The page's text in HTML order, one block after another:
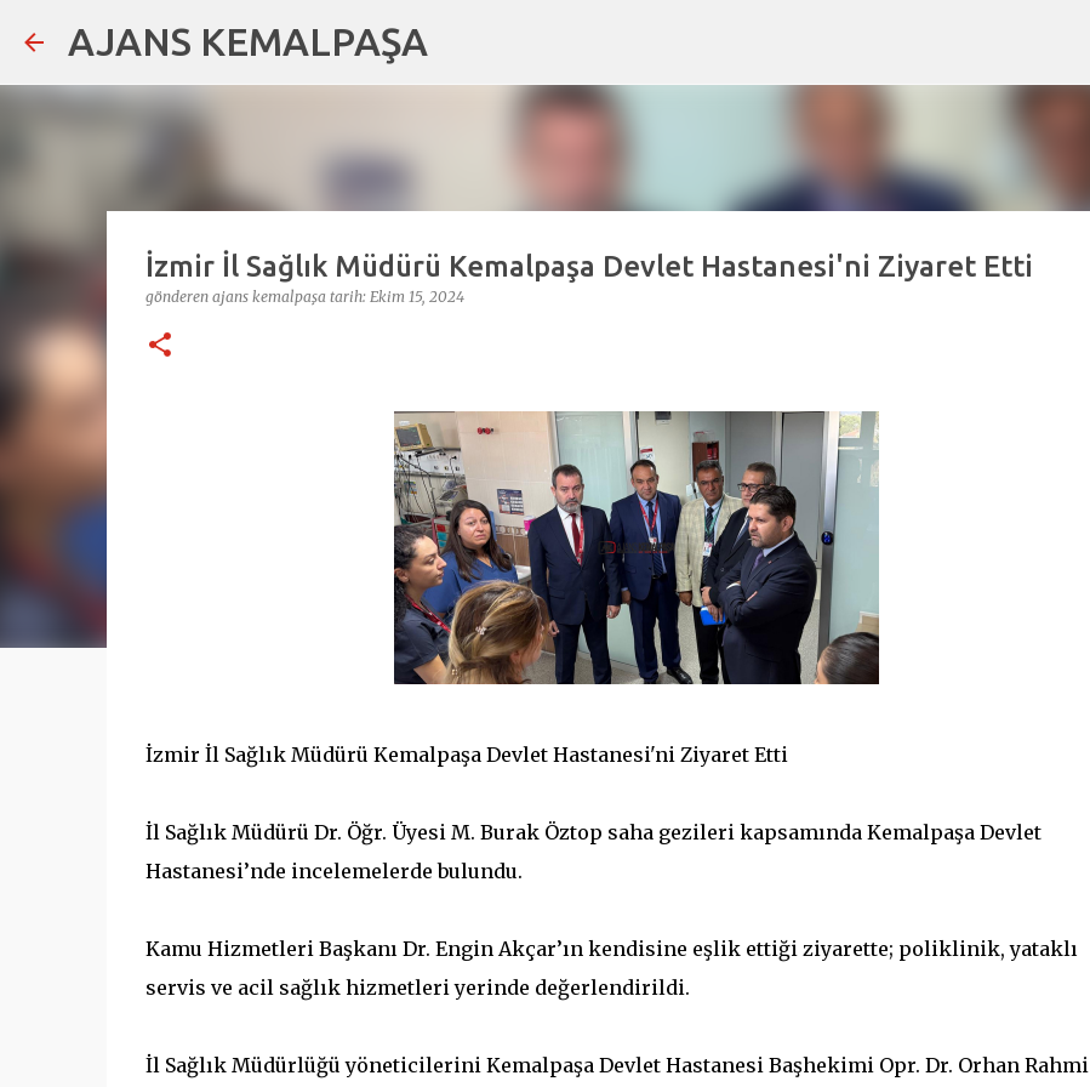
AJANS KEMALPAŞA
İzmir İl Sağlık Müdürü Kemalpaşa Devlet Hastanesi'ni Ziyaret Etti
gönderen ajans kemalpaşa tarih: Ekim 15, 2024
İzmir İl Sağlık Müdürü Kemalpaşa Devlet Hastanesi'ni Ziyaret Etti
İl Sağlık Müdürü Dr. Öğr. Üyesi M. Burak Öztop saha gezileri kapsamında Kemalpaşa Devlet
Hastanesi’nde incelemelerde bulundu.
Kamu Hizmetleri Başkanı Dr. Engin Akçar’ın kendisine eşlik ettiği ziyarette; poliklinik, yataklı
servis ve acil sağlık hizmetleri yerinde değerlendirildi.
İl Sağlık Müdürlüğü yöneticilerini Kemalpaşa Devlet Hastanesi Başhekimi Opr. Dr. Orhan Rahmi